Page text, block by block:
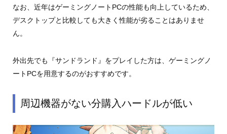
なお、近年はゲーミングノートPCの性能も向上しているため、
デスクトップと比較しても大きく性能が劣ることはありませ
ん。
外出先でも『サンドランド』をプレイした方は、ゲーミングノ
ートPCを用意するのがおすすめです。
周辺機器がない分購入ハードルが低い